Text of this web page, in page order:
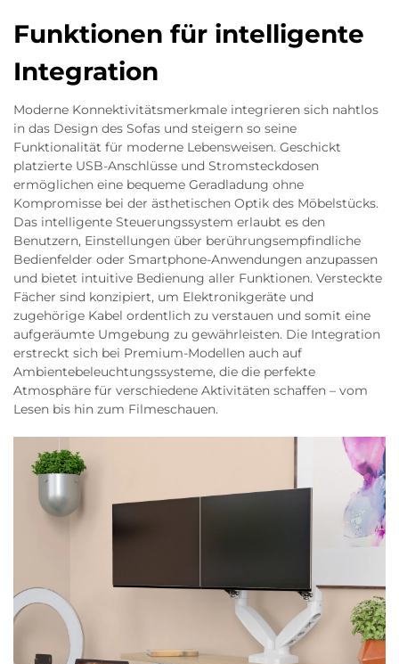
Funktionen für intelligente
Integration
Moderne Konnektivitätsmerkmale integrieren sich nahtlos
in das Design des Sofas und steigern so seine
Funktionalität für moderne Lebensweisen. Geschickt
platzierte USB-Anschlüsse und Stromsteckdosen
ermöglichen eine bequeme Geradladung ohne
Kompromisse bei der ästhetischen Optik des Möbelstücks.
Das intelligente Steuerungssystem erlaubt es den
Benutzern, Einstellungen über berührungsempfindliche
Bedienfelder oder Smartphone-Anwendungen anzupassen
und bietet intuitive Bedienung aller Funktionen. Versteckte
Fächer sind konzipiert, um Elektronikgeräte und
zugehörige Kabel ordentlich zu verstauen und somit eine
aufgeräumte Umgebung zu gewährleisten. Die Integration
erstreckt sich bei Premium-Modellen auch auf
Ambientebeleuchtungssysteme, die die perfekte
Atmosphäre für verschiedene Aktivitäten schaffen – vom
Lesen bis hin zum Filmeschauen.